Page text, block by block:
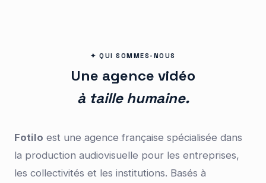
✦ QUI SOMMES-NOUS
Une agence vidéo
à taille humaine.
Fotilo est une agence française spécialisée dans
la production audiovisuelle pour les entreprises,
les collectivités et les institutions. Basés à